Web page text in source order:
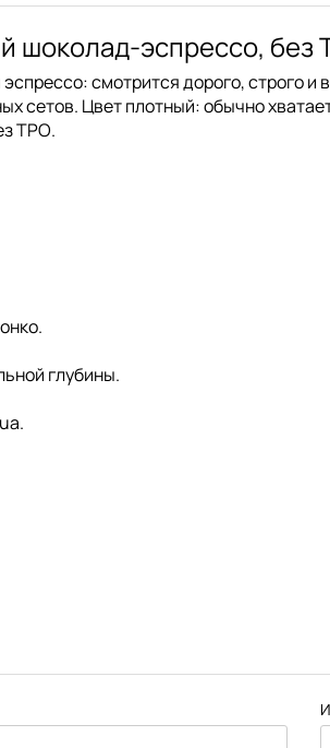
шоколад-эспрессо, без
смотрится дорого, строго и
сетов. Цвет плотный: обычно
TPO.
глубины.